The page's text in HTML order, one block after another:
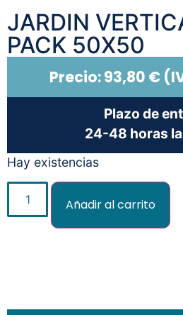
JARDIN
PACK 50X50
Precio:93,80 €
Plazo de
24-48 horas
Hay existencias
Añadir al carrito